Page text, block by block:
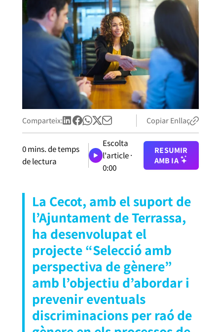
Comparteix: Copiar Enllaç
0mins. de temps
de lectura
Escolta
l'article ·
0:00
RESUMIR
AMB IA
La Cecot, amb el suport de
l’Ajuntament de Terrassa,
ha desenvolupat el
projecte “Selecció amb
perspectiva de gènere”
amb l’objectiu d’abordar i
prevenir eventuals
discriminacions per raó de